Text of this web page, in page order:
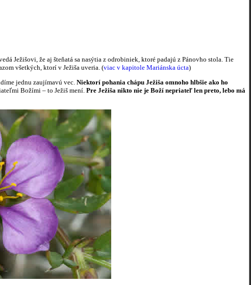
Ježišovi, že aj šteňatá sa nasýtia z odrobiniek, ktoré padajú z Pánovho stola. Tie
všetkých, ktorí v Ježiša uveria. (viac v kapitole Mariánska úcta)
jednu zaujímavú vec. Niektorí pohania chápu Ježiša omnoho hlbšie ako ho
Božími – to Ježiš mení.Pre Ježiša nikto nie je Boží nepriateľ len preto, lebo má